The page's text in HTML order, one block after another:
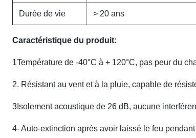
Durée de vie > 20 ans
Caractéristique du produit:
1Température de -40°C à + 120°C, pas peur du
2. Résistant au vent et à la pluie, capable de
3Isolement acoustique de 26 dB, aucune
4- Auto-extinction après avoir laissé le feu